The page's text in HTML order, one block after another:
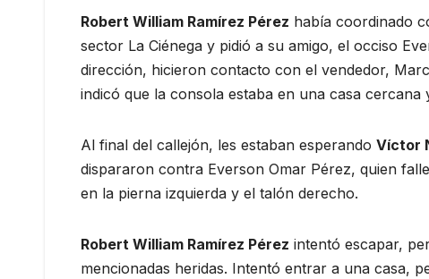
Robert William Ramírez Pérez había coordinado
sector La Ciénega y pidió a su amigo, el occiso
dirección, hicieron contacto con el vendedor,
indicó que la consola estaba en una casa
Al final del callejón, les estaban esperando Víctor
dispararon contra Everson Omar Pérez, quien
en la pierna izquierda y el talón derecho.
Robert William Ramírez Pérez intentó escapar,
mencionadas heridas. Intentó entrar a una casa,